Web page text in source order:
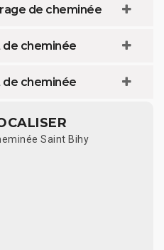
de cheminée
cheminée
cheminée
Saint Bihy